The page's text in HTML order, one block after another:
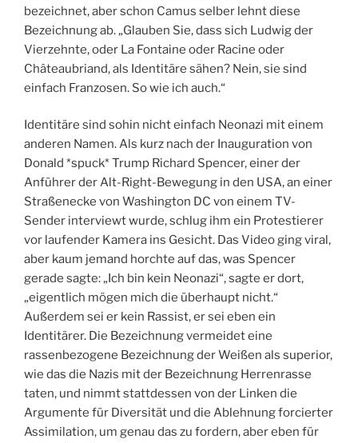
bezeichnet, aber schon Camus selber lehnt diese
Bezeichnung ab. „Glauben Sie, dass sich Ludwig der
Vierzehnte, oder La Fontaine oder Racine oder
Châteaubriand, als Identitäre sähen? Nein, sie sind
einfach Franzosen. So wie ich auch.“
Identitäre sind sohin nicht einfach Neonazi mit einem
anderen Namen. Als kurz nach der Inauguration von
Donald *spuck* Trump Richard Spencer, einer der
Anführer der Alt-Right-Bewegung in den USA, an einer
Straßenecke von Washington DC von einem TV-
Sender interviewt wurde, schlug ihm ein Protestierer
vor laufender Kamera ins Gesicht. Das Video ging viral,
aber kaum jemand horchte auf das, was Spencer
gerade sagte: „Ich bin kein Neonazi“, sagte er dort,
„eigentlich mögen mich die überhaupt nicht.“
Außerdem sei er kein Rassist, er sei eben ein
Identitärer. Die Bezeichnung vermeidet eine
rassenbezogene Bezeichnung der Weißen als superior,
wie das die Nazis mit der Bezeichnung Herrenrasse
taten, und nimmt stattdessen von der Linken die
Argumente für Diversität und die Ablehnung forcierter
Assimilation, um genau das zu fordern, aber eben für